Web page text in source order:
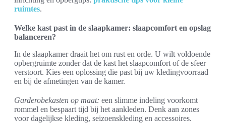
ruimtes.
Welke kast past in de slaapkamer: slaapcomfort en opslag
balanceren?
In de slaapkamer draait het om rust en orde. U wilt voldoende
opbergruimte zonder dat de kast het slaapcomfort of de sfeer
verstoort. Kies een oplossing die past bij uw kledingvoorraad
en bij de afmetingen van de kamer.
Garderobekasten op maat: een slimme indeling voorkomt
rommel en bespaart tijd bij het aankleden. Denk aan zones
voor dagelijkse kleding, seizoenskleding en accessoires.